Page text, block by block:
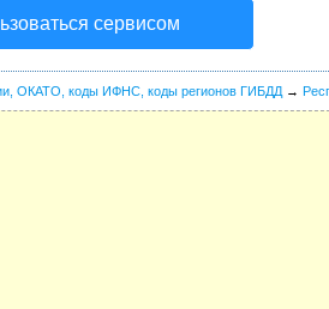
сервисом
ОКАТО, коды ИФНС, коды регионов ГИБДД →